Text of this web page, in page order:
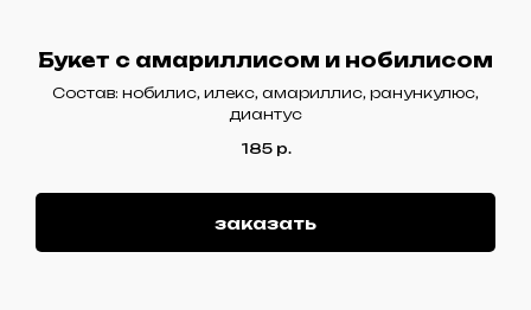
Букет с амариллисом и нобилисом
Состав: нобилис, илекс, амариллис, ранункулюс,
диантус
185 р.
заказать